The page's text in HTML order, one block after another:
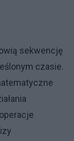
sekwencję
czasie.